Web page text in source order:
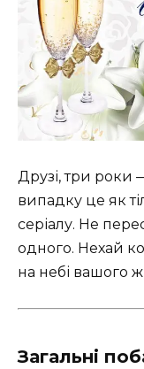
Друзі, три роки
випадку це як
серіалу. Не
одного. Нехай
на небі вашого
Загальні